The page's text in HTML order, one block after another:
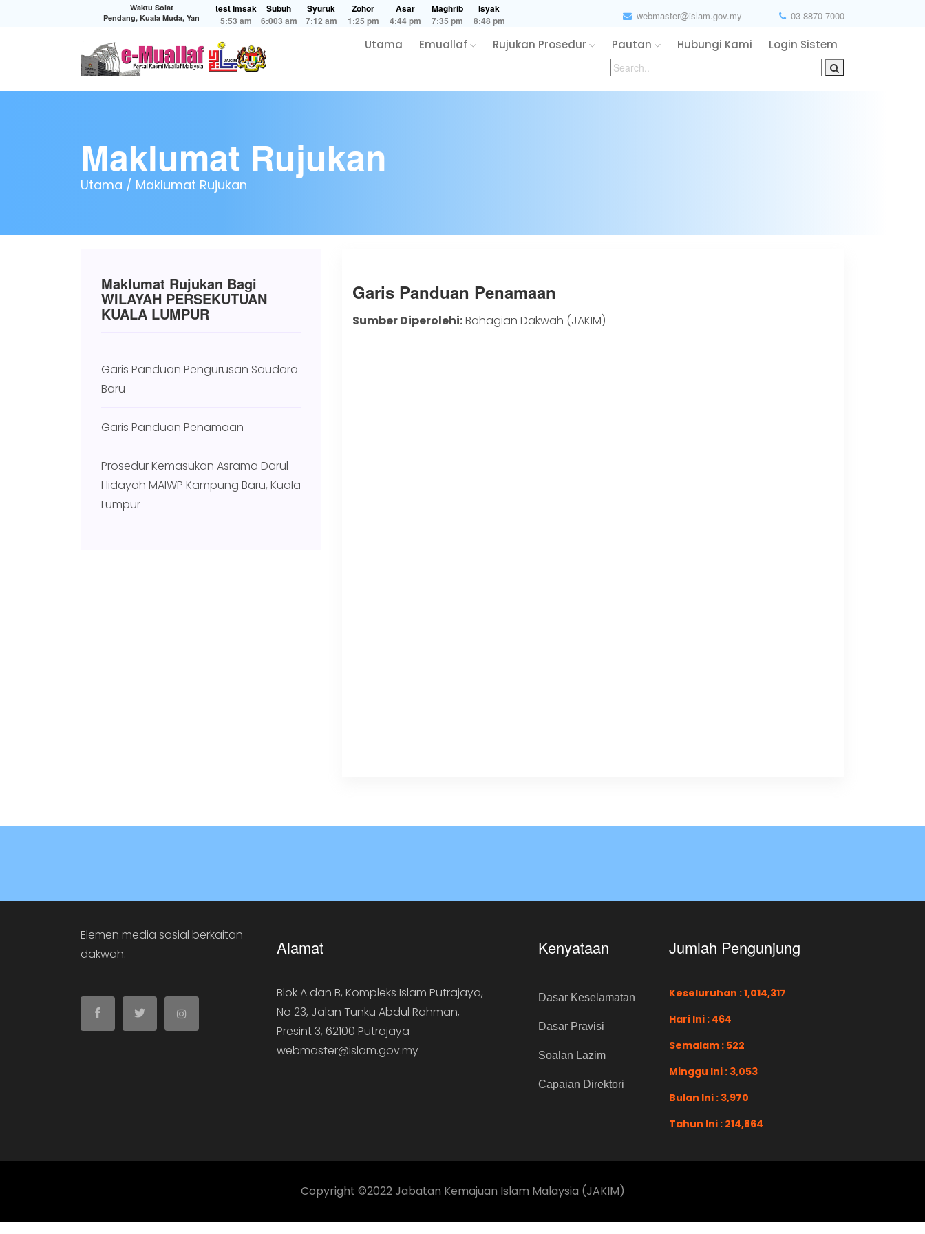
Waktu Solat
Pendang, Kuala Muda, Yan
test Imsak
5:53 am
Subuh
6:003 am
Syuruk
7:12 am
Zohor
1:25 pm
Asar
4:44 pm
Maghrib
7:35 pm
Isyak
8:48 pm
webmaster@islam.gov.my 03-8870 7000
Utama Emuallaf Rujukan Prosedur Pautan Hubungi Kami Login Sistem
Maklumat Rujukan
Utama / Maklumat Rujukan
Maklumat Rujukan Bagi
WILAYAH PERSEKUTUAN
KUALA LUMPUR
Garis Panduan Pengurusan Saudara
Baru
Garis Panduan Penamaan
Prosedur Kemasukan Asrama Darul
Hidayah MAIWP Kampung Baru, Kuala
Lumpur
Garis Panduan Penamaan
Sumber Diperolehi:Bahagian Dakwah (JAKIM)
Elemen media sosial berkaitan
dakwah.
Alamat
Blok A dan B, Kompleks Islam Putrajaya,
No 23, Jalan Tunku Abdul Rahman,
Presint 3, 62100 Putrajaya
webmaster@islam.gov.my
Kenyataan
Dasar Keselamatan
Dasar Pravisi
Soalan Lazim
Capaian Direktori
Jumlah Pengunjung
Keseluruhan : 1,014,317
Hari Ini : 464
Semalam : 522
Minggu Ini : 3,053
Bulan Ini : 3,970
Tahun Ini : 214,864
Copyright ©2022 Jabatan Kemajuan Islam Malaysia (JAKIM)